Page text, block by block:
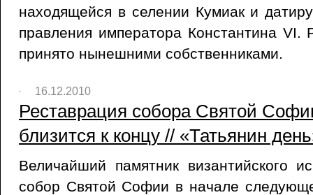
находящейся в селении Кумиак и
правления императора Константина
принято нынешними собственниками.
16.12.2010
Реставрация собора Святой
близится к концу // «Татьянин
Величайший памятник византийского
собор Святой Софии в начале